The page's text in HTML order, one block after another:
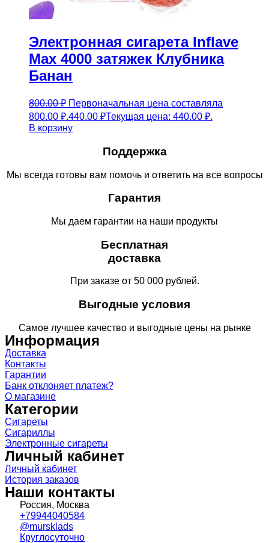
Электронная сигарета Inflave
Max 4000 затяжек Клубника
Банан
800.00₽ Первоначальная цена составляла
800.00 ₽.440.00 ₽Текущая цена: 440.00 ₽.
В корзину
Поддержка
Мы всегда готовы вам помочь и ответить на все вопросы
Гарантия
Мы даем гарантии на наши продукты
Бесплатная
доставка
При заказе от 50 000 рублей.
Выгодные условия
Самое лучшее качество и выгодные цены на рынке
Информация
Доставка
Контакты
Гарантии
Банк отклоняет платеж?
О магазине
Категории
Сигареты
Сигариллы
Электронные сигареты
Личный кабинет
Личный кабинет
История заказов
Наши контакты
Россия, Москва
+79944040584
@mursklads
Круглосуточно